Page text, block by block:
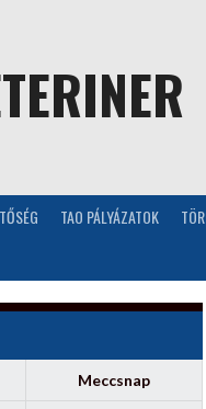
TAO PÁLYÁZATOK
Meccsnap